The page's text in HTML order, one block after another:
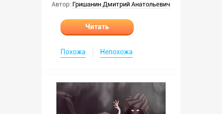
Автор: Гришанин Дмитрий Анатольевич
Читать
Похожа Непохожа